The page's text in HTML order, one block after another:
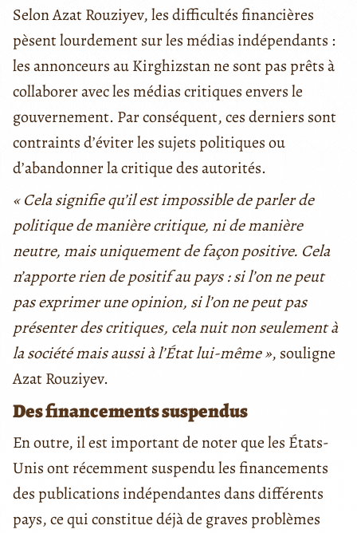
Selon Azat Rouziyev, les difficultés financières
pèsent lourdement sur les médias indépendants :
les annonceurs au Kirghizstan ne sont pas prêts à
collaborer avec les médias critiques envers le
gouvernement. Par conséquent, ces derniers sont
contraints d’éviter les sujets politiques ou
d’abandonner la critique des autorités.
« Cela signifie qu’il est impossible de parler de
politique de manière critique, ni de manière
neutre, mais uniquement de façon positive. Cela
n’apporte rien de positif au pays : si l’on ne peut
pas exprimer une opinion, si l’on ne peut pas
présenter des critiques, cela nuit non seulement à
la société mais aussi à l’État lui-même », souligne
Azat Rouziyev.
Des financements suspendus
En outre, il est important de noter que les États-
Unis ont récemment suspendu les financements
des publications indépendantes dans différents
pays, ce qui constitue déjà de graves problèmes